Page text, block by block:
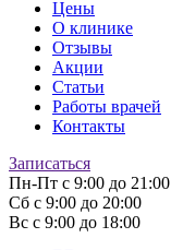
Цены
О клинике
Отзывы
Акции
Статьи
Работы врачей
Контакты
Записаться
Пн-Пт с 9:00 до 21:00
Сб с 9:00 до 20:00
Вс с 9:00 до 18:00